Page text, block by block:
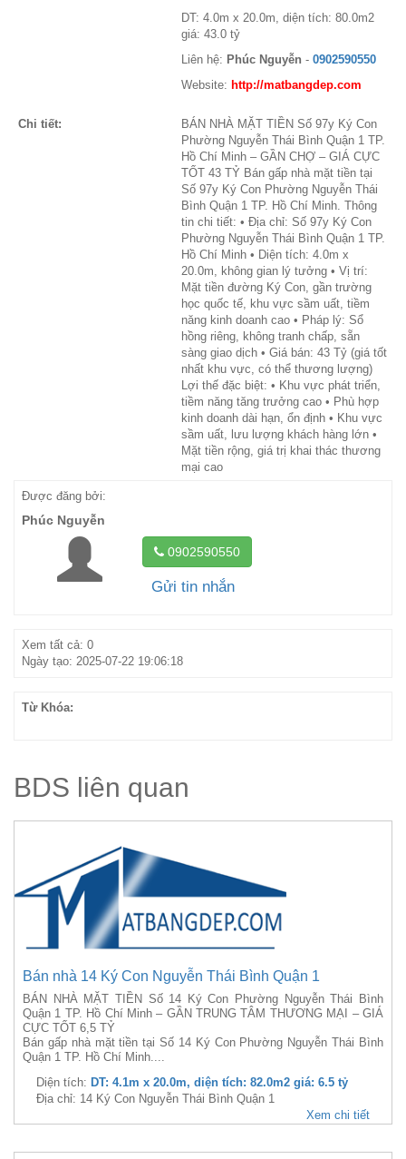
DT: 4.0m x 20.0m, diện tích: 80.0m2
giá: 43.0 tỷ
Liên hệ: Phúc Nguyễn - 0902590550
Website: http://matbangdep.com
Chi tiết:
BÁN NHÀ MẶT TIỀN Số 97y Ký Con
Phường Nguyễn Thái Bình Quận 1 TP.
Hồ Chí Minh – GẦN CHỢ – GIÁ CỰC
TỐT 43 TỶ Bán gấp nhà mặt tiền tại
Số 97y Ký Con Phường Nguyễn Thái
Bình Quận 1 TP. Hồ Chí Minh. Thông
tin chi tiết: • Địa chỉ: Số 97y Ký Con
Phường Nguyễn Thái Bình Quận 1 TP.
Hồ Chí Minh • Diện tích: 4.0m x
20.0m, không gian lý tưởng • Vị trí:
Mặt tiền đường Ký Con, gần trường
học quốc tế, khu vực sầm uất, tiềm
năng kinh doanh cao • Pháp lý: Sổ
hồng riêng, không tranh chấp, sẵn
sàng giao dịch • Giá bán: 43 Tỷ (giá tốt
nhất khu vực, có thể thương lượng)
Lợi thế đặc biệt: • Khu vực phát triển,
tiềm năng tăng trưởng cao • Phù hợp
kinh doanh dài hạn, ổn định • Khu vực
sầm uất, lưu lượng khách hàng lớn •
Mặt tiền rộng, giá trị khai thác thương
mại cao
Được đăng bởi:
Phúc Nguyễn
0902590550
Gửi tin nhắn
Xem tất cả: 0
Ngày tạo: 2025-07-22 19:06:18
Từ Khóa:
BDS liên quan
Bán nhà 14 Ký Con Nguyễn Thái Bình Quận 1
BÁN NHÀ MẶT TIỀN Số 14 Ký Con Phường Nguyễn Thái Bình
Quận 1 TP. Hồ Chí Minh – GẦN TRUNG TÂM THƯƠNG MẠI – GIÁ
CỰC TỐT 6,5 TỶ
Bán gấp nhà mặt tiền tại Số 14 Ký Con Phường Nguyễn Thái Bình
Quận 1 TP. Hồ Chí Minh....
Diện tích: DT: 4.1m x 20.0m, diện tích: 82.0m2 giá: 6.5 tỷ
Địa chỉ: 14 Ký Con Nguyễn Thái Bình Quận 1
Xem chi tiết